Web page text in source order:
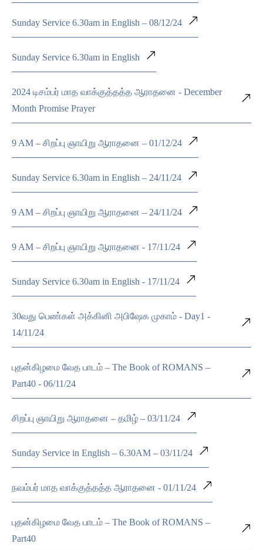
Sunday Service 6.30am in English – 08/12/24
Sunday Service 6.30am in English
2024 டிசம்பர் மாத வாக்குத்தத்த ஆராதனை - December
Month Promise Prayer
9 AM – சிறப்பு ஞாயிறு ஆராதனை – 01/12/24
Sunday Service 6.30am in English – 24/11/24
9 AM – சிறப்பு ஞாயிறு ஆராதனை – 24/11/24
9 AM – சிறப்பு ஞாயிறு ஆராதனை - 17/11/24
Sunday Service 6.30am in English - 17/11/24
30வது பெண்கள் அக்கினி அபிஷேக முகாம் - Day1 -
14/11/24
புதன்கிழமை வேத பாடம் – The Book of ROMANS –
Part40 - 06/11/24
சிறப்பு ஞாயிறு ஆராதனை – தமிழ் – 03/11/24
Sunday Service in English – 6.30AM – 03/11/24
நவம்பர் மாத வாக்குத்தத்த ஆராதனை - 01/11/24
புதன்கிழமை வேத பாடம் – The Book of ROMANS –
Part40